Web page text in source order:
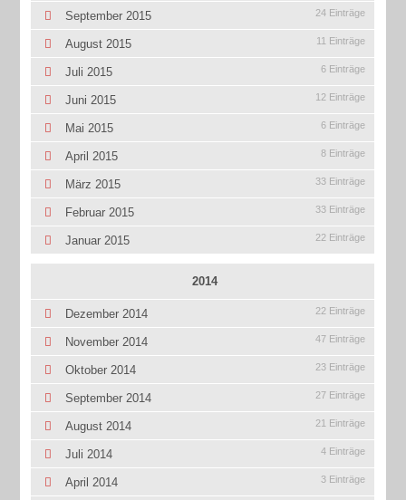
September 2015 24 Einträge
August 2015 11 Einträge
Juli 2015 6 Einträge
Juni 2015 12 Einträge
Mai 2015 6 Einträge
April 2015 8 Einträge
März 2015 33 Einträge
Februar 2015 33 Einträge
Januar 2015 22 Einträge
2014
Dezember 2014 22 Einträge
November 2014 47 Einträge
Oktober 2014 23 Einträge
September 2014 27 Einträge
August 2014 21 Einträge
Juli 2014 4 Einträge
April 2014 3 Einträge